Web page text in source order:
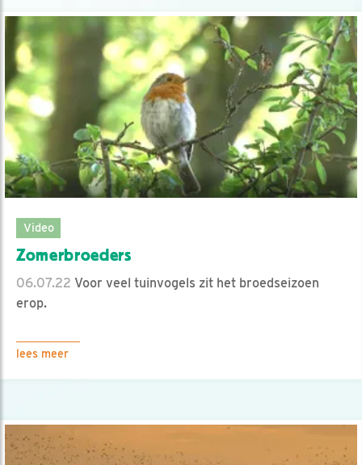
Video
Zomerbroeders
06.07.22 Voor veel tuinvogels zit het broedseizoen
erop.
lees meer